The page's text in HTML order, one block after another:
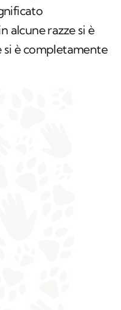
alcune razze si è
è completamente